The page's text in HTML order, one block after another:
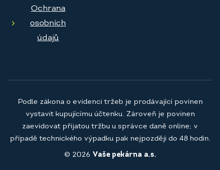
Ochrana
osobních
údajů
© 2026 Vaše pekárna a.s.
Podle zákona o evidenci tržeb je prodávající povinen
vystavit kupujícímu účtenku. Zároveň je povinen
zaevidovat přijatou tržbu u správce daně online; v
případě technického výpadku pak nejpozději do 48 hodin.